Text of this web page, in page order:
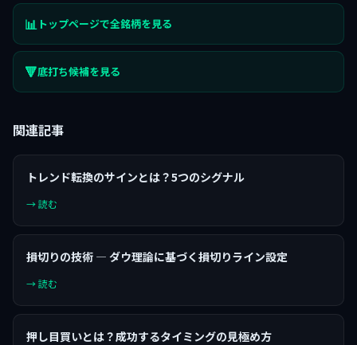
📊 トップページで全銘柄を見る
🔻底打ち候補を見る
関連記事
トレンド転換のサインとは？5つのシグナル
→ 読む
損切りの技術 — ダウ理論に基づく損切りライン設定
→ 読む
押し目買いとは？成功するタイミングの見極め方